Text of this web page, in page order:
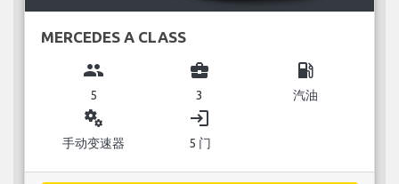
MERCEDES A CLASS
group
5
business_center
3
local_gas_station
汽油
miscellaneous_services
手动变速器
login
5 门